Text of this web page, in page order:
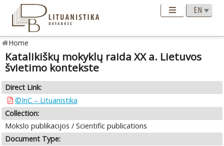
Home
Katalikiškų mokyklų raida XX a. Lietuvos
švietimo kontekste
Direct Link:
©InC – Lituanistika
Collection:
Mokslo publikacijos / Scientific publications
Document Type: